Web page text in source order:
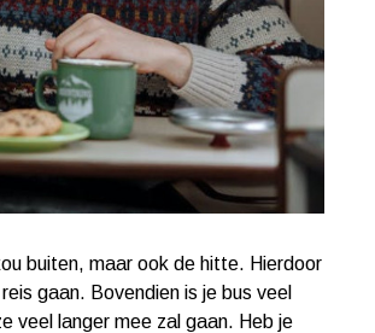
buiten, maar ook de hitte. Hierdoor
gaan. Bovendien is je bus veel
veel langer mee zal gaan. Heb je